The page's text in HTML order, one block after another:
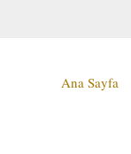
Ana Sayfa